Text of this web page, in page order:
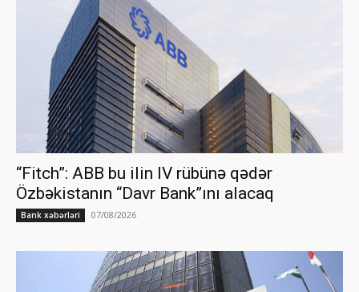
“Fitch”: ABB bu ilin IV rübünə qədər
Özbəkistanın “Davr Bank”ını alacaq
Bank xəbərləri 07/08/2026